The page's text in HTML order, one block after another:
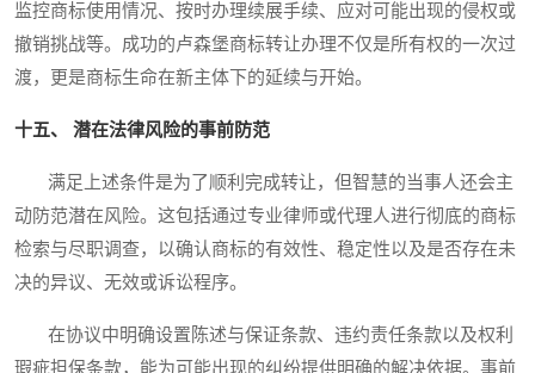
监控商标使用情况、按时办理续展手续、应对可能出现的侵权或
撤销挑战等。成功的卢森堡商标转让办理不仅是所有权的一次过
渡，更是商标生命在新主体下的延续与开始。
十五、 潜在法律风险的事前防范
满足上述条件是为了顺利完成转让，但智慧的当事人还会主
动防范潜在风险。这包括通过专业律师或代理人进行彻底的商标
检索与尽职调查，以确认商标的有效性、稳定性以及是否存在未
决的异议、无效或诉讼程序。
在协议中明确设置陈述与保证条款、违约责任条款以及权利
瑕疵担保条款，能为可能出现的纠纷提供明确的解决依据。事前